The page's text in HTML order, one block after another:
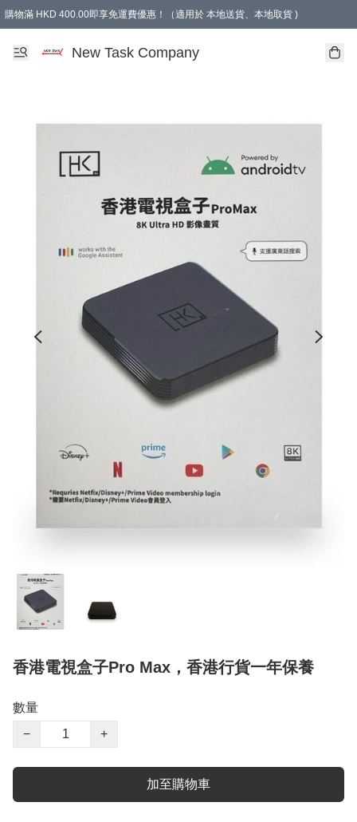
購物滿 HKD 400.00即享免運費優惠！（適用於 本地送貨、本地取貨 )
New Task Company
香港電視盒子Pro Max，香港行貨一年保養
數量
−
+
加至購物車